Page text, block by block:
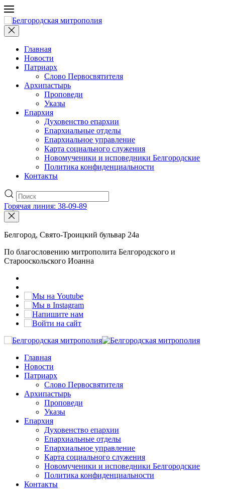
Главная
Новости
Патриарх
Слово Первосвятителя
Архипастырь
Проповеди
Указы
Епархия
Духовенство епархии
Епархиальные отделы
Епархиальное управление
Карта социального служения
Новомученики и исповедники Белгородские
Политика конфиденциальности
Контакты
Горячая линия: 38-09-89
Белгород, Свято-Троицкий бульвар 24а
По благословению митрополита Белгородского и
Старооскольского Иоанна
Главная
Новости
Патриарх
Слово Первосвятителя
Архипастырь
Проповеди
Указы
Епархия
Духовенство епархии
Епархиальные отделы
Епархиальное управление
Карта социального служения
Новомученики и исповедники Белгородские
Политика конфиденциальности
Контакты